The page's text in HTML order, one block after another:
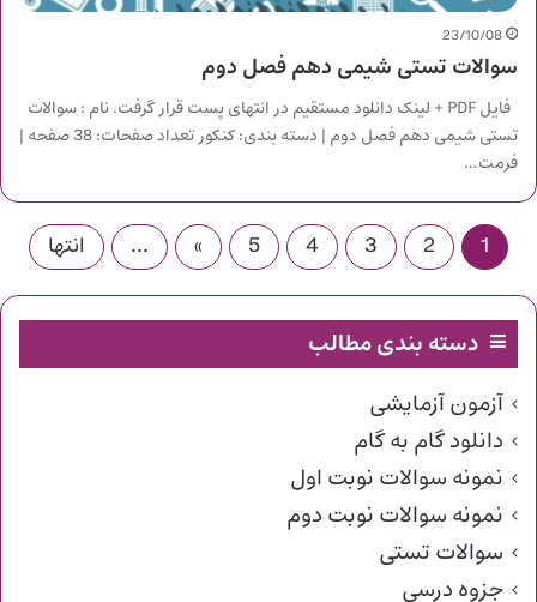
23/10/08
سوالات تستی شیمی دهم فصل دوم
فایل PDF + لینک دانلود مستقیم در انتهای پست قرار گرفت. نام : سوالات
تستی شیمی دهم فصل دوم | دسته بندی: کنکور تعداد صفحات: 38 صفحه |
فرمت…
1
2
3
4
5
»
... انتها
دسته بندی مطالب
آزمون آزمایشی
دانلود گام به گام
نمونه سوالات نوبت اول
نمونه سوالات نوبت دوم
سوالات تستی
جزوه درسی